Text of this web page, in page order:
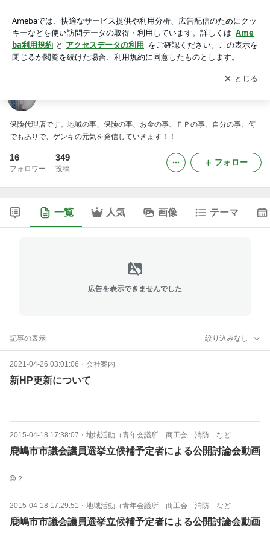
アプリをダウンロードして ブログの更新通知
を受け取りまし
ょう。
開く
保険代理店です。地域の事、保険の事、お金の事、ＦＰの事、自分の事、何
でもありで、ゲンキの元気を発信していきます！！
16
フォロワー
349
投稿
フォロー
一覧 人気 画像 テーマ
広告を表示できませんでした
記事の表示 絞り込みなし
2021-04-26 03:01:06 ・ 会社案内
新HP更新について
2015-04-18 17:38:07 ・ 地域活動（青年会議所 商工会 消防 など
鹿嶋市市議会議員選挙立候補予定者による公開討論会動画
2
2015-04-18 17:29:51 ・ 地域活動（青年会議所 商工会 消防 など
鹿嶋市市議会議員選挙立候補予定者による公開討論会動画